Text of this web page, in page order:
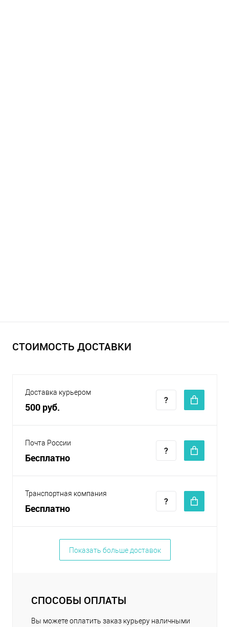
СТОИМОСТЬ ДОСТАВКИ
Доставка курьером
500 руб.
Почта России
Бесплатно
Транспортная компания
Бесплатно
Показать больше доставок
СПОСОБЫ ОПЛАТЫ
Вы можете оплатить заказ курьеру наличными